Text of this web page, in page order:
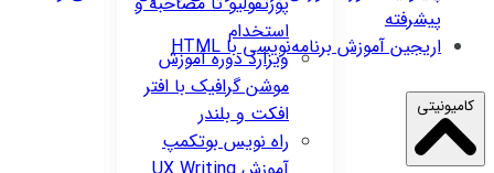
استخدام
ویزارددوره آموزش
موشن گرافیک با افتر
افکت و بلندر
راه نویسبوتکمپ
پیشرفته
اریجینآموزش برنامه‌نویسی با HTML
کامیونیتی